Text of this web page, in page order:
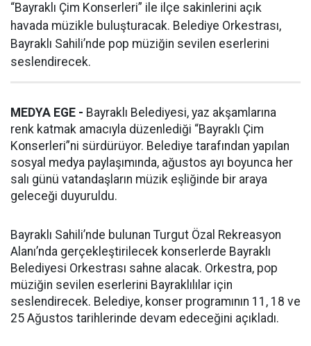
“Bayraklı Çim Konserleri” ile ilçe sakinlerini açık
havada müzikle buluşturacak. Belediye Orkestrası,
Bayraklı Sahili’nde pop müziğin sevilen eserlerini
seslendirecek.
MEDYA EGE - Bayraklı Belediyesi, yaz akşamlarına
renk katmak amacıyla düzenlediği “Bayraklı Çim
Konserleri”ni sürdürüyor. Belediye tarafından yapılan
sosyal medya paylaşımında, ağustos ayı boyunca her
salı günü vatandaşların müzik eşliğinde bir araya
geleceği duyuruldu.
Bayraklı Sahili’nde bulunan Turgut Özal Rekreasyon
Alanı’nda gerçekleştirilecek konserlerde Bayraklı
Belediyesi Orkestrası sahne alacak. Orkestra, pop
müziğin sevilen eserlerini Bayraklılılar için
seslendirecek. Belediye, konser programının 11, 18 ve
25 Ağustos tarihlerinde devam edeceğini açıkladı.